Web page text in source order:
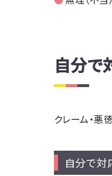
自分で
クレーム・
自分で対